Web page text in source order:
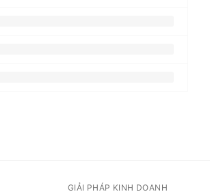
GIẢI PHÁP KINH DOANH